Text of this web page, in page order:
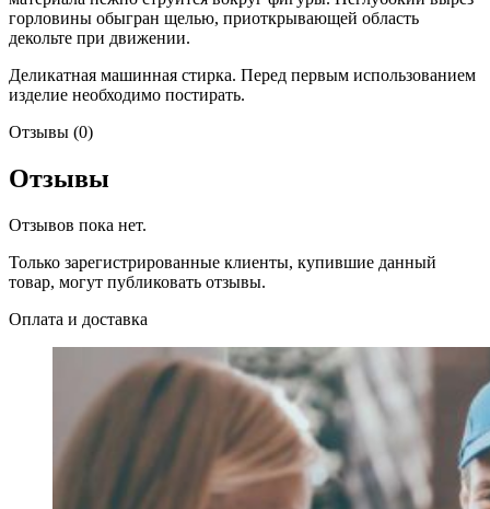
горловины обыгран щелью, приоткрывающей область
декольте при движении.
Деликатная машинная стирка. Перед первым использованием
изделие необходимо постирать.
Отзывы (0)
Отзывы
Отзывов пока нет.
Только зарегистрированные клиенты, купившие данный
товар, могут публиковать отзывы.
Оплата и доставка